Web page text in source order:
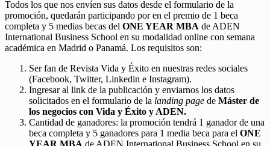
Todos los que nos envíen sus datos desde el formulario de la
promoción, quedarán participando por en el premio de 1 beca
completa y 5 medias becas del ONE YEAR MBA de ADEN
International Business School en su modalidad online con semana
académica en Madrid o Panamá. Los requisitos son:
Ser fan de Revista Vida y Éxito en nuestras redes sociales
(Facebook, Twitter, Linkedin e Instagram).
Ingresar al link de la publicación y enviarnos los datos
solicitados en el formulario de la landing page de Máster de
los negocios con Vida y Éxito y ADEN.
Cantidad de ganadores: la promoción tendrá 1 ganador de una
beca completa y 5 ganadores para 1 media beca para el ONE